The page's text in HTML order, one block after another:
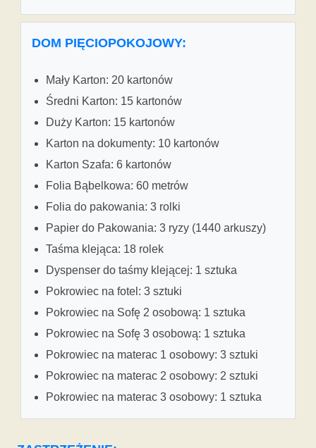
DOM PIĘCIOPOKOJOWY:
Mały Karton: 20 kartonów
Średni Karton: 15 kartonów
Duży Karton: 15 kartonów
Karton na dokumenty: 10 kartonów
Karton Szafa: 6 kartonów
Folia Bąbelkowa: 60 metrów
Folia do pakowania: 3 rolki
Papier do Pakowania: 3 ryzy (1440 arkuszy)
Taśma klejąca: 18 rolek
Dyspenser do taśmy klejącej: 1 sztuka
Pokrowiec na fotel: 3 sztuki
Pokrowiec na Sofę 2 osobową: 1 sztuka
Pokrowiec na Sofę 3 osobową: 1 sztuka
Pokrowiec na materac 1 osobowy: 3 sztuki
Pokrowiec na materac 2 osobowy: 2 sztuki
Pokrowiec na materac 3 osobowy: 1 sztuka